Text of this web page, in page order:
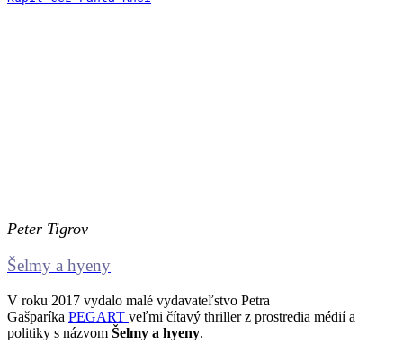
Peter Tigrov
Šelmy a hyeny
V roku 2017 vydalo malé vydavateľstvo Petra
Gašparíka PEGART veľmi čítavý thriller z prostredia médií a
politiky s názvom Šelmy a hyeny.